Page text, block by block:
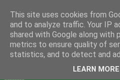
This site uses cookies from
and to analyze traffic. Your IP
shared with Google along with
metrics to ensure quality of
statistics, and to detect and
LEARN MORE